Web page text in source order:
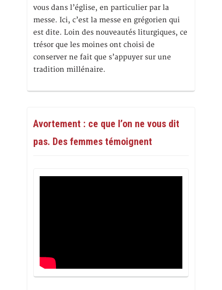
vous dans l’église, en particulier par la
messe. Ici, c’est la messe en grégorien qui
est dite. Loin des nouveautés liturgiques, ce
trésor que les moines ont choisi de
conserver ne fait que s’appuyer sur une
tradition millénaire.
Avortement : ce que l’on ne vous dit
pas. Des femmes témoignent